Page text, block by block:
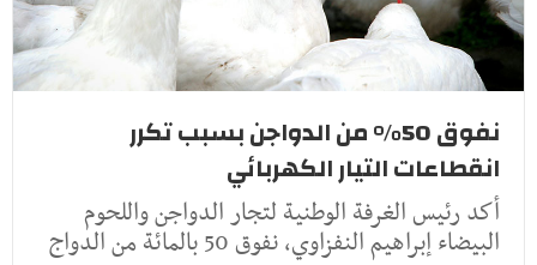
نفوق 50% من الدواجن بسبب تكرر
انقطاعات التيار الكهربائي
أكد رئيس الغرفة الوطنية لتجار الدواجن واللحوم
البيضاء إبراهيم النفزاوي، نفوق 50 بالمائة من الدواج